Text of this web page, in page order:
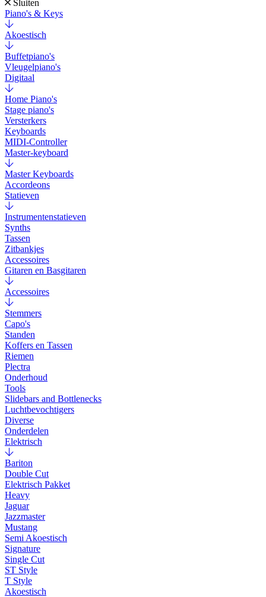
Sluiten
Piano's & Keys
Akoestisch
Buffetpiano's
Vleugelpiano's
Digitaal
Home Piano's
Stage piano's
Versterkers
Keyboards
MIDI-Controller
Master-keyboard
Master Keyboards
Accordeons
Statieven
Instrumentenstatieven
Synths
Tassen
Zitbankjes
Accessoires
Gitaren en Basgitaren
Accessoires
Stemmers
Capo's
Standen
Koffers en Tassen
Riemen
Plectra
Onderhoud
Tools
Slidebars and Bottlenecks
Luchtbevochtigers
Diverse
Onderdelen
Elektrisch
Bariton
Double Cut
Elektrisch Pakket
Heavy
Jaguar
Jazzmaster
Mustang
Semi Akoestisch
Signature
Single Cut
ST Style
T Style
Akoestisch